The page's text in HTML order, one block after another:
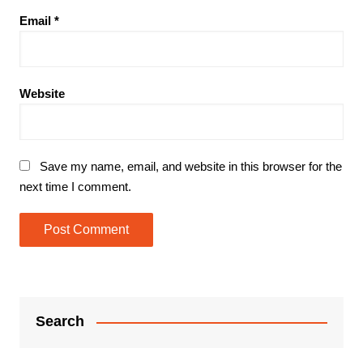
Email *
Website
Save my name, email, and website in this browser for the
next time I comment.
Search